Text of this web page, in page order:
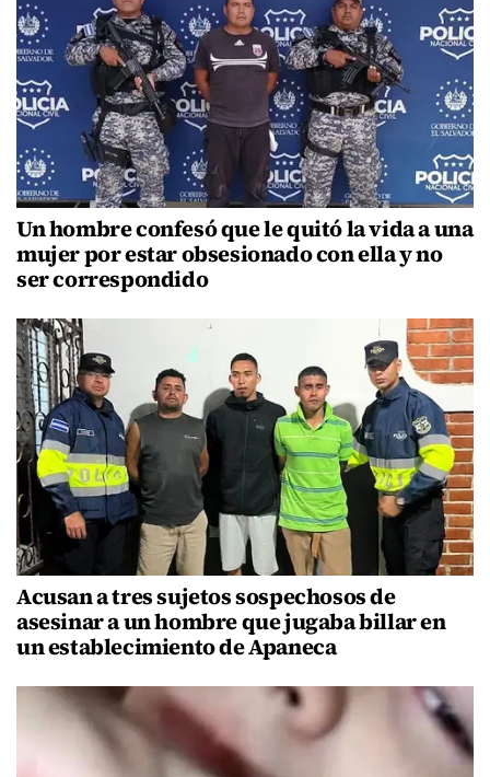
Un hombre confesó que le quitó la vida a una
mujer por estar obsesionado con ella y no
ser correspondido
Acusan a tres sujetos sospechosos de
asesinar a un hombre que jugaba billar en
un establecimiento de Apaneca